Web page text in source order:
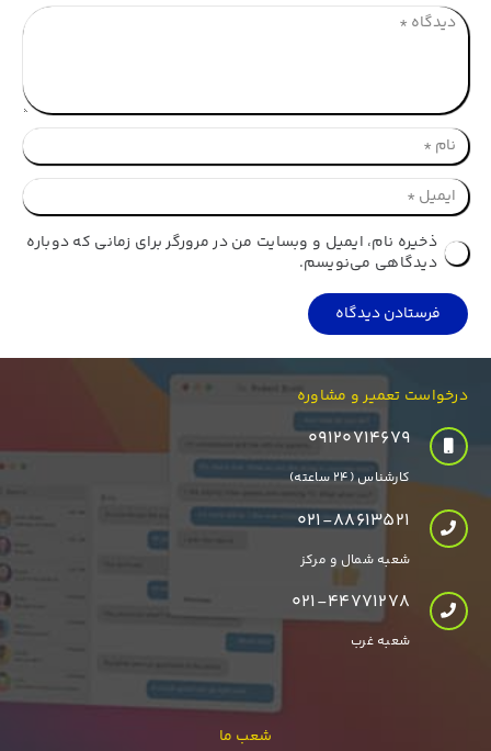
ذخیره نام، ایمیل و وبسایت من در مرورگر برای زمانی که دوباره
دیدگاهی می‌نویسم.
فرستادن دیدگاه
درخواست تعمیر و مشاوره
۰۹۱۲۰۷۱۴۶۷۹
کارشناس (24 ساعته)
021-88613521
شعبه شمال و مرکز
021-44771278
شعبه غرب
شعب ما